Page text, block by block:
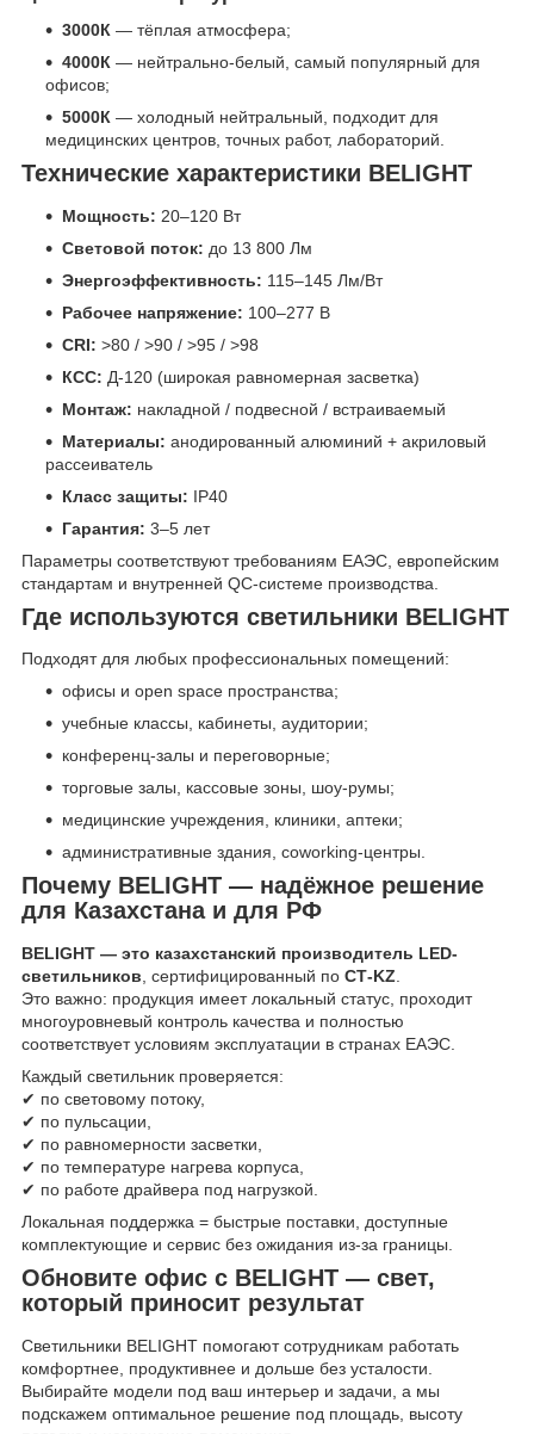
3000К — тёплая атмосфера;
4000К — нейтрально-белый, самый популярный для
офисов;
5000К — холодный нейтральный, подходит для
медицинских центров, точных работ, лабораторий.
Технические характеристики BELIGHT
Мощность: 20–120 Вт
Световой поток: до 13 800 Лм
Энергоэффективность: 115–145 Лм/Вт
Рабочее напряжение: 100–277 В
CRI: >80 / >90 / >95 / >98
КСС: Д-120 (широкая равномерная засветка)
Монтаж: накладной / подвесной / встраиваемый
Материалы: анодированный алюминий + акриловый
рассеиватель
Класс защиты: IP40
Гарантия: 3–5 лет
Параметры соответствуют требованиям ЕАЭС, европейским
стандартам и внутренней QC-системе производства.
Где используются светильники BELIGHT
Подходят для любых профессиональных помещений:
офисы и open space пространства;
учебные классы, кабинеты, аудитории;
конференц-залы и переговорные;
торговые залы, кассовые зоны, шоу-румы;
медицинские учреждения, клиники, аптеки;
административные здания, coworking-центры.
Почему BELIGHT — надёжное решение
для Казахстана и для РФ
BELIGHT — это казахстанский производитель LED-
светильников , сертифицированный по СТ-KZ
Это важно: продукция имеет локальный статус, проходит
многоуровневый контроль качества и полностью
соответствует условиям эксплуатации в странах ЕАЭС.
Каждый светильник проверяется:
✔ по световому потоку,
✔ по пульсации,
✔ по равномерности засветки,
✔ по температуре нагрева корпуса,
✔ по работе драйвера под нагрузкой.
Локальная поддержка = быстрые поставки, доступные
комплектующие и сервис без ожидания из-за границы.
Обновите офис с BELIGHT — свет,
который приносит результат
Светильники BELIGHT помогают сотрудникам работать
комфортнее, продуктивнее и дольше без усталости.
Выбирайте модели под ваш интерьер и задачи, а мы
подскажем оптимальное решение под площадь, высоту